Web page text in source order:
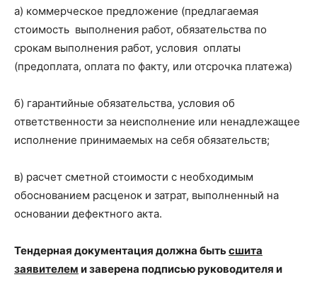
а) коммерческое предложение (предлагаемая
стоимость выполнения работ, обязательства по
срокам выполнения работ, условия оплаты
(предоплата, оплата по факту, или отсрочка платежа)
б) гарантийные обязательства, условия об
ответственности за неисполнение или ненадлежащее
исполнение принимаемых на себя обязательств;
в) расчет сметной стоимости с необходимым
обоснованием расценок и затрат, выполненный на
основании дефектного акта.
Тендерная документация должна бытьсшита
заявителем и заверена подписью руководителя и